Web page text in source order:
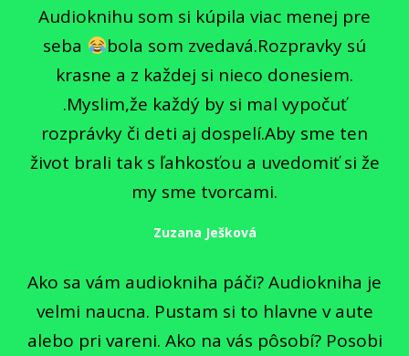
Audioknihu som si kúpila viac menej pre
seba
bola som zvedavá.Rozpravky sú
krasne a z každej si nieco donesiem.
.Myslim,že každý by si mal vypočuť
rozprávky či deti aj dospelí.Aby sme ten
život brali tak s ľahkosťou a uvedomiť si že
my sme tvorcami.
Zuzana Ješková
Ako sa vám audiokniha páči? Audiokniha je
velmi naucna. Pustam si to hlavne v aute
alebo pri vareni. Ako na vás pôsobí? Posobi